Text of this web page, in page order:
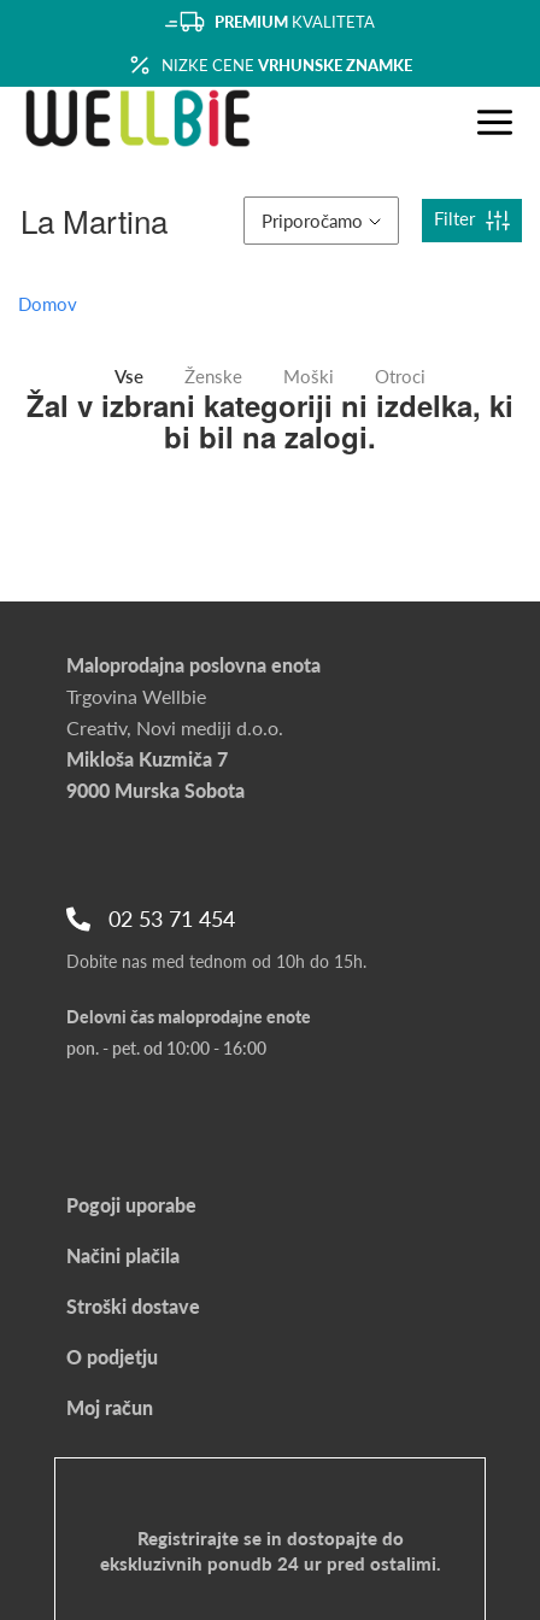
PREMIUM KVALITETA
NIZKE CENE VRHUNSKE ZNAMKE
La Martina Priporočamo Filter
Domov
Vse Ženske Moški Otroci
Žal v izbrani kategoriji ni izdelka, ki
bi bil na zalogi.
Maloprodajna poslovna enota
Trgovina Wellbie
Creativ, Novi mediji d.o.o.
Mikloša Kuzmiča 7
9000 Murska Sobota
02 53 71 454
Dobite nas med tednom od 10h do 15h.
Delovni čas maloprodajne enote
pon. - pet. od 10:00 - 16:00
Pogoji uporabe
Načini plačila
Stroški dostave
O podjetju
Moj račun
Registrirajte se in dostopajte do
ekskluzivnih ponudb 24 ur pred ostalimi.